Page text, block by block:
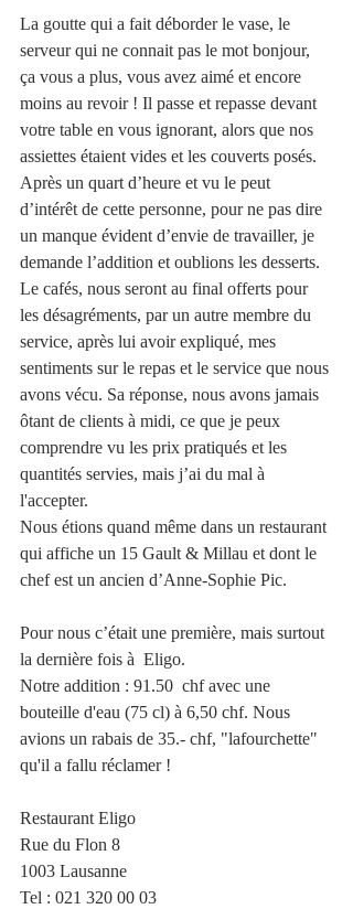
La goutte qui a fait déborder le vase, le
serveur qui ne connait pas le mot bonjour,
ça vous a plus, vous avez aimé et encore
moins au revoir ! Il passe et repasse devant
votre table en vous ignorant, alors que nos
assiettes étaient vides et les couverts posés.
Après un quart d’heure et vu le peut
d’intérêt de cette personne, pour ne pas dire
un manque évident d’envie de travailler, je
demande l’addition et oublions les desserts.
Le cafés, nous seront au final offerts pour
les désagréments, par un autre membre du
service, après lui avoir expliqué, mes
sentiments sur le repas et le service que nous
avons vécu. Sa réponse, nous avons jamais
ôtant de clients à midi, ce que je peux
comprendre vu les prix pratiqués et les
quantités servies, mais j’ai du mal à
l'accepter.
Nous étions quand même dans un restaurant
qui affiche un 15 Gault & Millau et dont le
chef est un ancien d’Anne-Sophie Pic.
Pour nous c’était une première, mais surtout
la dernière fois à  Eligo.
Notre addition : 91.50  chf avec une
bouteille d'eau (75 cl) à 6,50 chf. Nous
avions un rabais de 35.- chf, "lafourchette"
qu'il a fallu réclamer !
Restaurant Eligo
Rue du Flon 8
1003 Lausanne
Tel : 021 320 00 03